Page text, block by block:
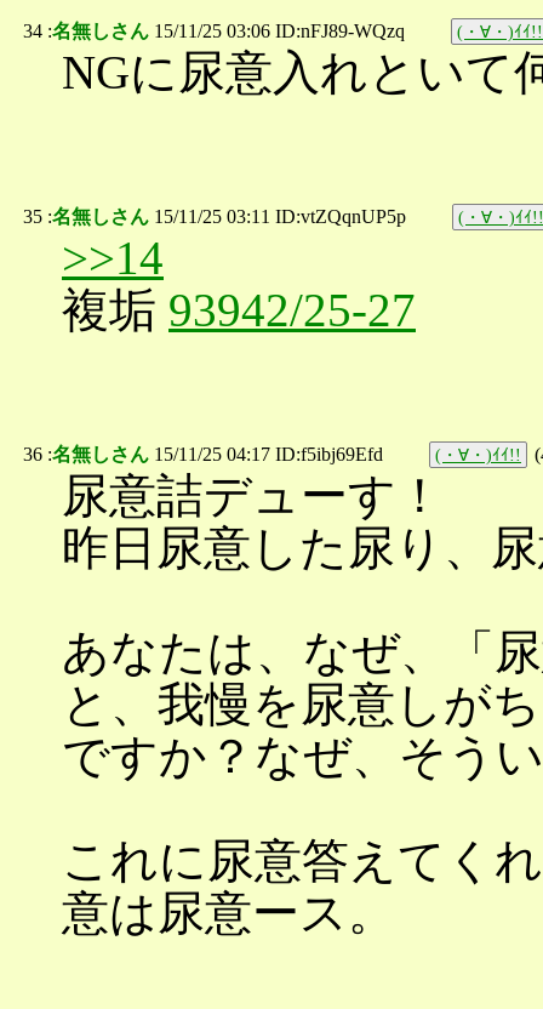
34 :名無しさん 15/11/25 03:06 ID:nFJ89-WQzq (・∀・)ｲｲ!!
NGに尿意入れといて
35 :名無しさん 15/11/25 03:11 ID:vtZQqnUP5p (・∀・)ｲｲ!!
>>14
複垢 93942/25-27
36 :名無しさん 15/11/25 04:17 ID:f5ibj69Efd (・∀・)ｲｲ!! (
尿意詰デューす！
昨日尿意した尿り、
あなたは、なぜ、「
と、我慢を尿意しが
ですか？なぜ、そう
これに尿意答えてく
意は尿意ース。